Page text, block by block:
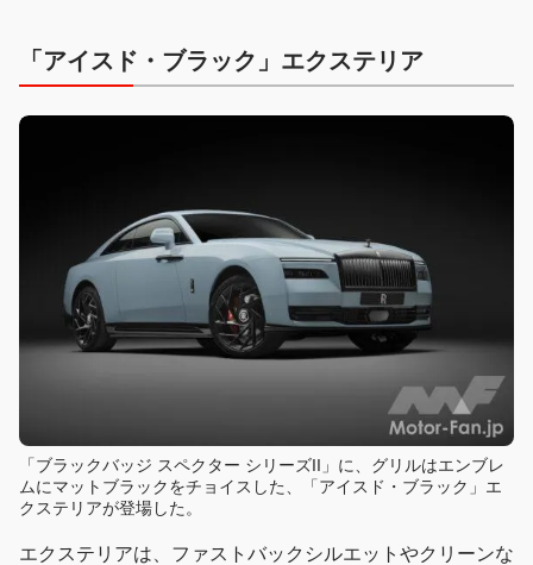
「アイスド・ブラック」エクステリア
「ブラックバッジ スペクター シリーズII」に、グリルはエンブレ
ムにマットブラックをチョイスした、「アイスド・ブラック」エ
クステリアが登場した。
エクステリアは、ファストバックシルエットやクリーンな